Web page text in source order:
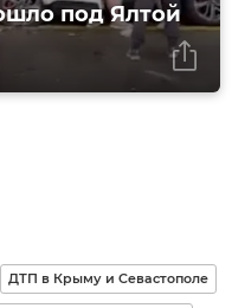
под Ялтой
ДТП в Крыму и Севастополе